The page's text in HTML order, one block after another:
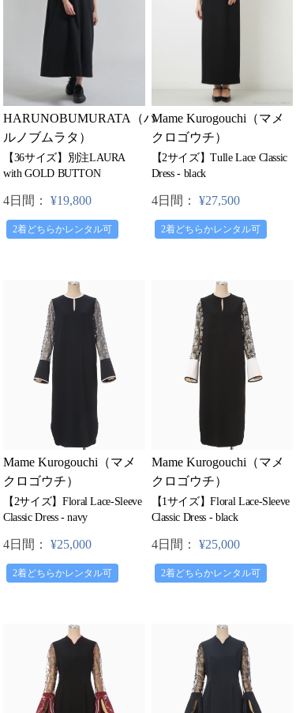
HARUNOBUMURATA（ハ
ルノブムラタ）
【36サイズ】別注LAURA
with GOLD BUTTON
4日間： ¥19,800
2着どちらかレンタル可
Mame Kurogouchi（マメ
クロゴウチ）
【2サイズ】Tulle Lace Classic
Dress - black
4日間： ¥27,500
2着どちらかレンタル可
Mame Kurogouchi（マメ
クロゴウチ）
【2サイズ】Floral Lace-Sleeve
Classic Dress - navy
4日間： ¥25,000
2着どちらかレンタル可
Mame Kurogouchi（マメ
クロゴウチ）
【1サイズ】Floral Lace-Sleeve
Classic Dress - black
4日間： ¥25,000
2着どちらかレンタル可